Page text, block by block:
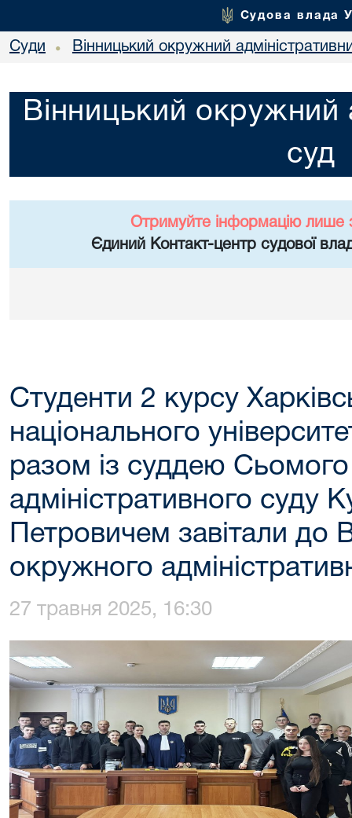
Судова влада
Суди • Вінницький окружний
Вінницький окружний
суд
Отримуйте інформацію лише
Єдиний Контакт-центр судової
Студенти 2 курсу
національного
разом із суддею Сьомого
адміністративного суду
Петровичем завітали до
окружного
27 травня 2025, 16:30